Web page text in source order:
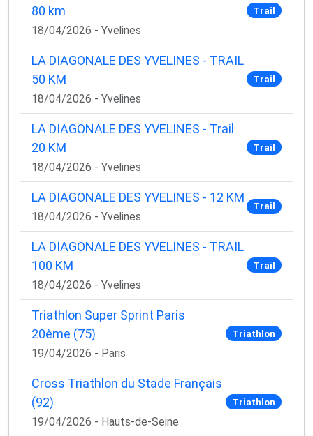
80 km
18/04/2026 - Yvelines
Trail
LA DIAGONALE DES YVELINES - TRAIL
50 KM
18/04/2026 - Yvelines
Trail
LA DIAGONALE DES YVELINES - Trail
20 KM
18/04/2026 - Yvelines
Trail
LA DIAGONALE DES YVELINES - 12 KM
18/04/2026 - Yvelines
Trail
LA DIAGONALE DES YVELINES - TRAIL
100 KM
18/04/2026 - Yvelines
Trail
Triathlon Super Sprint Paris
20ème (75)
19/04/2026 - Paris
Triathlon
Cross Triathlon du Stade Français
(92)
19/04/2026 - Hauts-de-Seine
Triathlon